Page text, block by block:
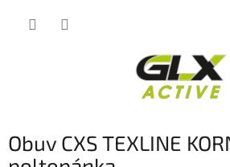
Obuv CXS TEXLINE